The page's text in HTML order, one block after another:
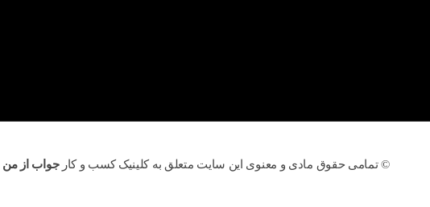
© تمامی حقوق مادی و معنوی این سایت متعلق به کلینیک کسب و کارجواب از من